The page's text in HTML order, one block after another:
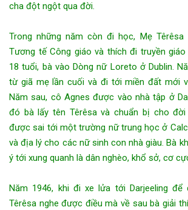
cha đột ngột qua đời.
Trong những năm còn đi học, Mẹ
Tương tế Công giáo và thích đi truyền
18 tuổi, bà vào Dòng nữ Loreto ở Dublin.
từ giã mẹ lần cuối và đi tới miền đất mới
Năm sau, cô Agnes được vào nhà tập ở
đó bà lấy tên Têrêsa và chuẩn bị cho
được sai tới một trường nữ trung học ở
và địa lý cho các nữ sinh con nhà giàu. Bà
ý tới xung quanh là dân nghèo, khổ sở, cơ
Năm 1946, khi đi xe lửa tới Darjeeling để
Têrêsa nghe được điều mà về sau bà giải